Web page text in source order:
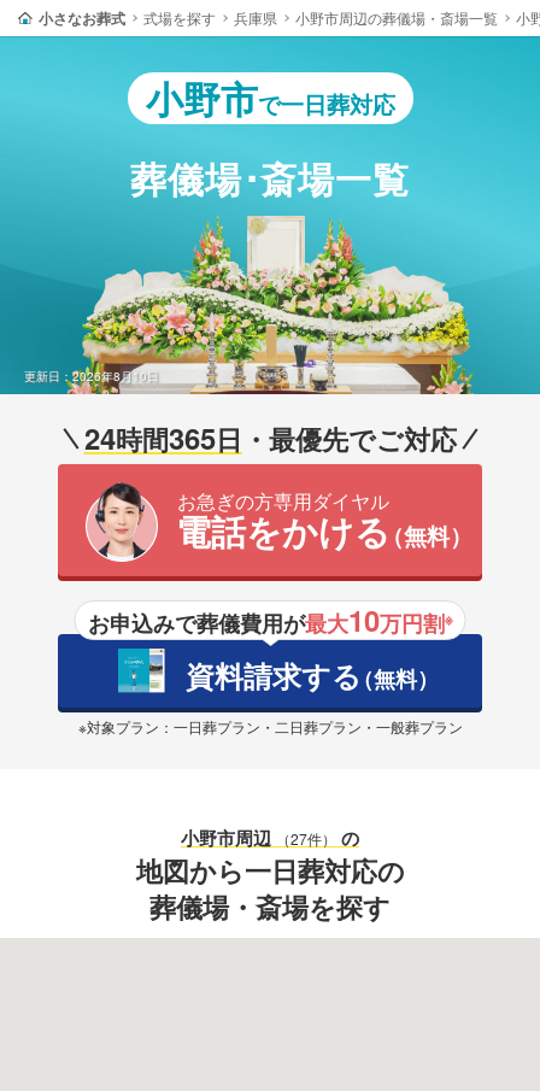
小さなお葬式 式場を探す 兵庫県 小野市周辺の葬儀場・斎場一覧 小
小野市で一日葬対応
葬儀場･斎場一覧
更新日：2026年8月10日
24時間365日 ・最優先でご対応
お急ぎの方専用ダイヤル
電話をかける（無料）
お申込みで葬儀費用が最大10万円割※
資料請求する（無料）
※対象プラン：一日葬プラン・二日葬プラン・一般葬プラン
小野市周辺 （27件） の
地図から一日葬対応の
葬儀場・斎場を探す